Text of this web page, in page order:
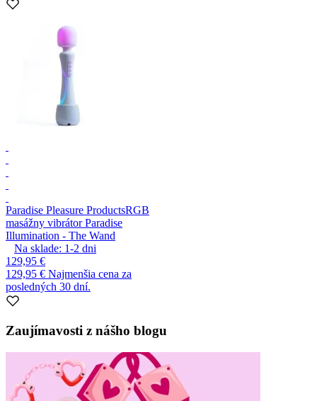
Paradise Pleasure ProductsRGB
masážny vibrátor Paradise
Illumination - The Wand
Na sklade: 1-2 dni
129,95 €
129,95 € Najmenšia cena za
posledných 30 dní.
Zaujímavosti z nášho blogu